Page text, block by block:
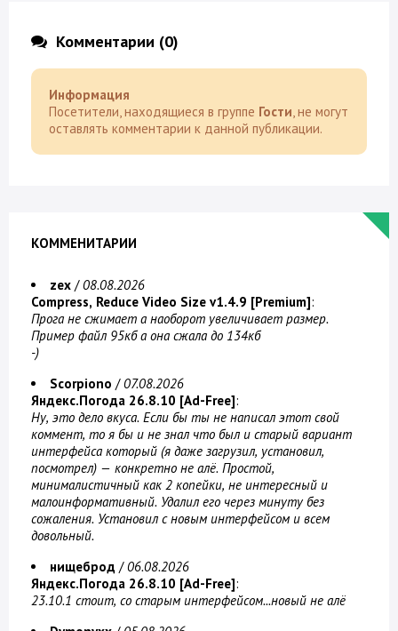
Комментарии (0)
Информация
Посетители, находящиеся в группе Гости, не могут
оставлять комментарии к данной публикации.
КОММЕНИТАРИИ
zex /08.08.2026
Compress, Reduce Video Size v1.4.9 [Premium]:
Прога не сжимает а наоборот увеличивает размер.
Пример файл 95кб а она сжала до 134кб
-)
Scorpiono /07.08.2026
Яндекс.Погода 26.8.10 [Ad-Free]:
Ну, это дело вкуса. Если бы ты не написал этот свой
коммент, то я бы и не знал что был и старый вариант
интерфейса который (я даже загрузил, установил,
посмотрел) — конкретно не алё. Простой,
минималистичный как 2 копейки, не интересный и
малоинформативный. Удалил его через минуту без
сожаления. Установил с новым интерфейсом и всем
довольный.
нищеброд /06.08.2026
Яндекс.Погода 26.8.10 [Ad-Free]:
23.10.1 стоит, со старым интерфейсом...новый не алё